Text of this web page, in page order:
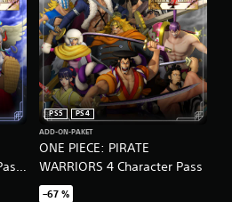
ONE PIECE: PIRATE
WARRIORS 4 Character Pass
PS5
PS4
ADD-ON-PAKET
–67 %